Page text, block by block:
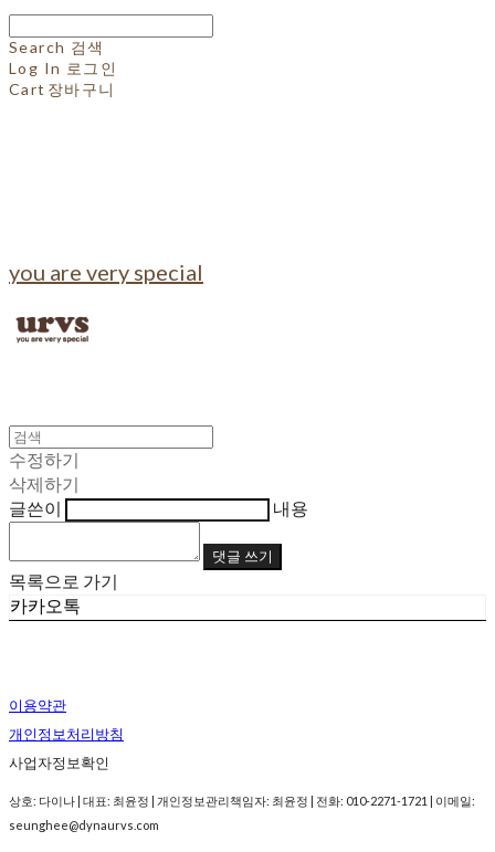
Search 검색
Log In 로그인
Cart 장바구니
you are very special
수정하기
삭제하기
글쓴이
내용
댓글 쓰기
목록으로 가기
카카오톡
이용약관
개인정보처리방침
사업자정보확인
상호: 다이나 | 대표: 최윤정 | 개인정보관리책임자: 최윤정 | 전화: 010-2271-1721 | 이메일:
seunghee@dynaurvs.com